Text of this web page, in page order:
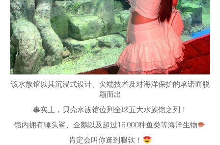
该水族馆以其沉浸式设计、尖端技术及对海洋保护的承诺而脱
颖而出
事实上，贝壳水族馆位列全球五大水族馆之列！
馆内拥有锤头鲨、企鹅以及超过18,000种鱼类等海洋生物
肯定会叫你逛到腿软！